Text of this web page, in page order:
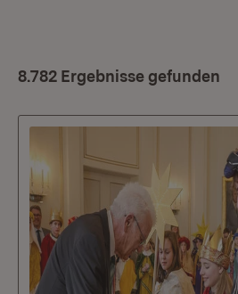
8.782 Ergebnisse gefunden